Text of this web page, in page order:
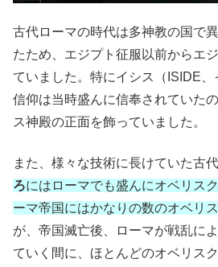
古代ローマの時代は多神教の国で
たため、エジプト征服以前からエ
ていました。特にイシス（ISIDE
信仰は当時盛んに信奉されていた
ス神殿の正面を飾っていました。
また、様々な技術に長けていた古
ろにはローマでも盛んにオベリス
ーマ帝国にはかなりの数のオベリ
が、帝国滅亡後、ローマが戦乱に
ていく間に、ほとんどのオベリス